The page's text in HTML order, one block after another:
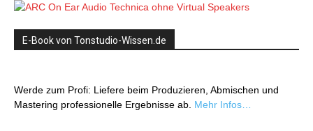
E-Book von Tonstudio-Wissen.de
Werde zum Profi: Liefere beim Produzieren, Abmischen und
Mastering professionelle Ergebnisse ab. Mehr Infos…